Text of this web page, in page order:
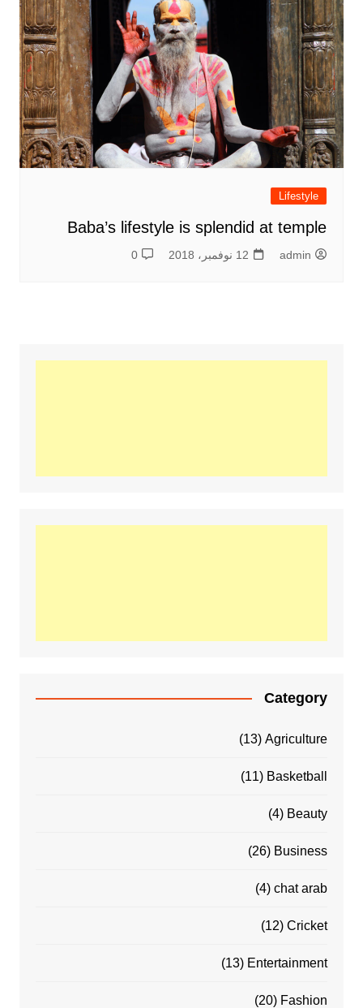
Lifestyle
Baba’s lifestyle is splendid at temple
admin 12 نوفمبر، 2018 0
Category
Agriculture
(13)
Basketball
(11)
Beauty
(4)
Business
(26)
chat arab
(4)
Cricket
(12)
Entertainment
(13)
Fashion
(20)